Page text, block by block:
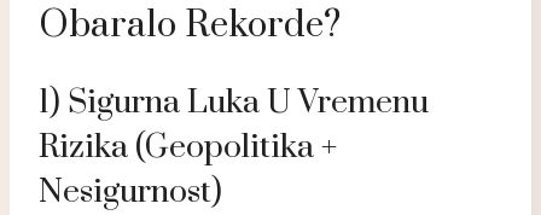
Obaralo Rekorde?
1) Sigurna Luka U Vremenu
Rizika (geopolitika +
Nesigurnost)